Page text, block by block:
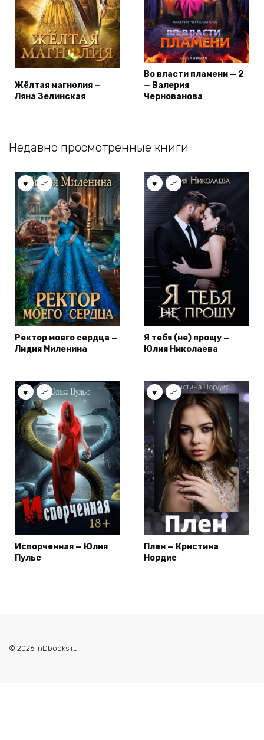
Жёлтая магнолия —
Ляна Зелинская
Во власти пламени — 2
— Валерия
Чернованова
Недавно просмотренные книги
Ректор моего сердца —
Лидия Миленина
Я тебя (не) прощу —
Юлия Николаева
Испорченная — Юлия
Пульс
Плен — Кристина
Нордис
© 2026 inDbooks.ru